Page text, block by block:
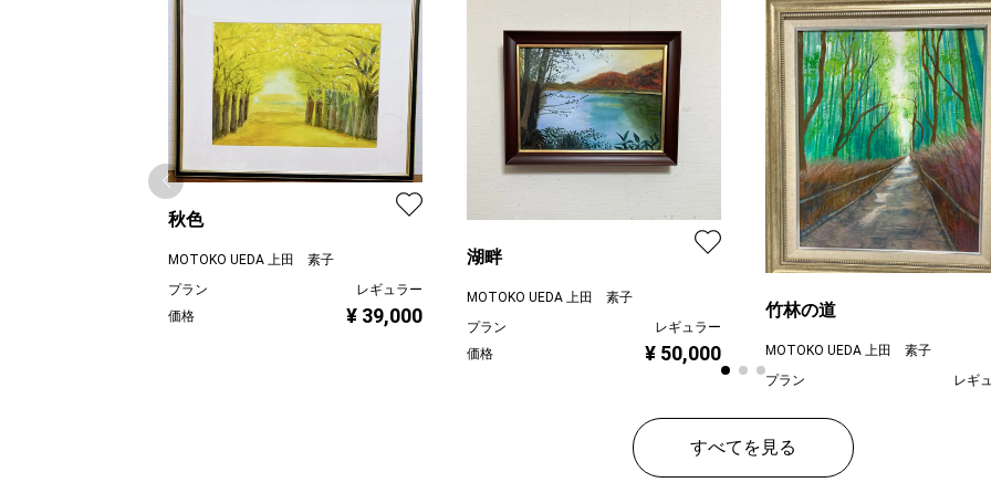
秋色
MOTOKO UEDA 上田 素子
プラン
レギュラー
価格
¥ 39,000
湖畔
MOTOKO UEDA 上田 素子
プラン
レギュラー
価格
¥ 50,000
竹林の道
MOTOKO UEDA 上田 素子
プラン
レギ
すべてを見る